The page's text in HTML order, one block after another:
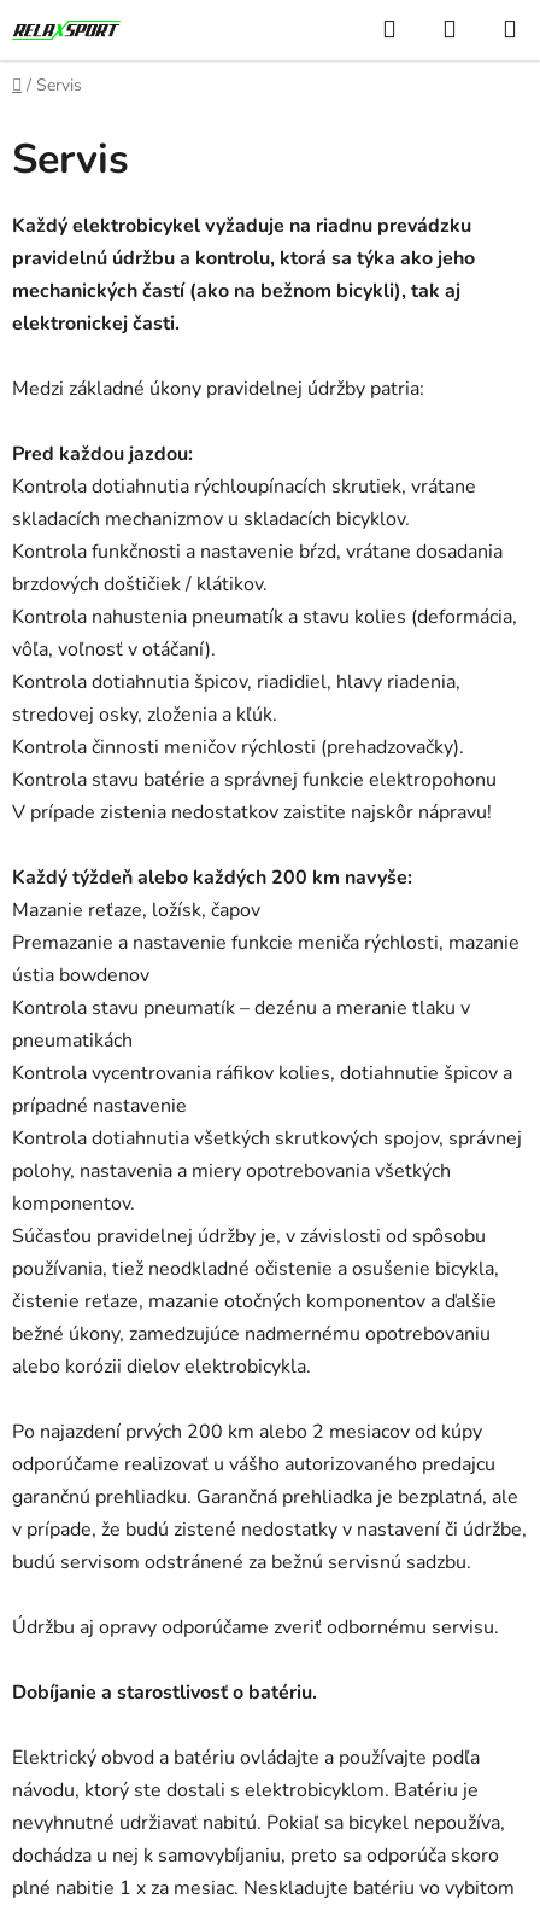
na
obsah
Hľadať
KOŠÍK
Domov
/ Servis
Servis
Každý elektrobicykel vyžaduje na riadnu prevádzku
pravidelnú údržbu a kontrolu, ktorá sa týka ako jeho
mechanických častí (ako na bežnom bicykli), tak aj
elektronickej časti.
Medzi základné úkony pravidelnej údržby patria:
Pred každou jazdou:
Kontrola dotiahnutia rýchloupínacích skrutiek, vrátane
skladacích mechanizmov u skladacích bicyklov.
Kontrola funkčnosti a nastavenie bŕzd, vrátane dosadania
brzdových doštičiek / klátikov.
Kontrola nahustenia pneumatík a stavu kolies (deformácia,
vôľa, voľnosť v otáčaní).
Kontrola dotiahnutia špicov, riadidiel, hlavy riadenia,
stredovej osky, zloženia a kľúk.
Kontrola činnosti meničov rýchlosti (prehadzovačky).
Kontrola stavu batérie a správnej funkcie elektropohonu
V prípade zistenia nedostatkov zaistite najskôr nápravu!
Každý týždeň alebo každých 200 km navyše:
Mazanie reťaze, ložísk, čapov
Premazanie a nastavenie funkcie meniča rýchlosti, mazanie
ústia bowdenov
Kontrola stavu pneumatík – dezénu a meranie tlaku v
pneumatikách
Kontrola vycentrovania ráfikov kolies, dotiahnutie špicov a
prípadné nastavenie
Kontrola dotiahnutia všetkých skrutkových spojov, správnej
polohy, nastavenia a miery opotrebovania všetkých
komponentov.
Súčasťou pravidelnej údržby je, v závislosti od spôsobu
používania, tiež neodkladné očistenie a osušenie bicykla,
čistenie reťaze, mazanie otočných komponentov a ďalšie
bežné úkony, zamedzujúce nadmernému opotrebovaniu
alebo korózii dielov elektrobicykla.
Po najazdení prvých 200 km alebo 2 mesiacov od kúpy
odporúčame realizovať u vášho autorizovaného predajcu
garančnú prehliadku. Garančná prehliadka je bezplatná, ale
v prípade, že budú zistené nedostatky v nastavení či údržbe,
budú servisom odstránené za bežnú servisnú sadzbu.
Údržbu aj opravy odporúčame zveriť odbornému servisu.
Dobíjanie a starostlivosť o batériu.
Elektrický obvod a batériu ovládajte a používajte podľa
návodu, ktorý ste dostali s elektrobicyklom. Batériu je
nevyhnutné udržiavať nabitú. Pokiaľ sa bicykel nepoužíva,
dochádza u nej k samovybíjaniu, preto sa odporúča skoro
plné nabitie 1 x za mesiac. Neskladujte batériu vo vybitom